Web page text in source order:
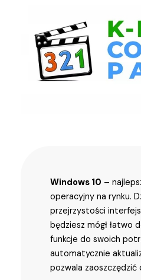
Windows 10 –
operacyjny na rynku.
przejrzystości
będziesz mógł łatwo
funkcje do swoich
automatycznie
pozwala zaoszczędzić